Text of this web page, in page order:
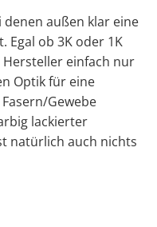
denen außen klar eine
Egal ob 3K oder 1K
Hersteller einfach nur
Optik für eine
Gewebe
lackierter
natürlich auch nichts